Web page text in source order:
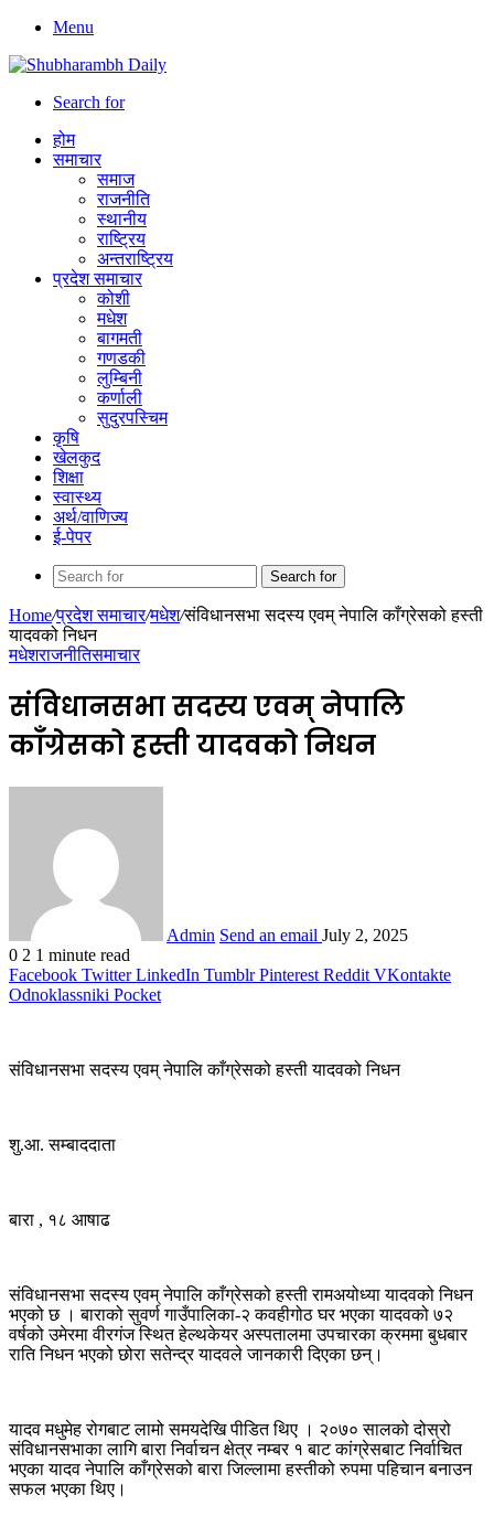
Menu
Search for
होम
समाचार
समाज
राजनीति
स्थानीय
राष्ट्रिय
अन्तराष्ट्रिय
प्रदेश समाचार
कोशी
मधेश
बागमती
गणडकी
लुम्बिनी
कर्णाली
सुदुरपस्चिम
कृषि
खेलकुद
शिक्षा
स्वास्थ्य
अर्थ/वाणिज्य
ई-पेपर
Search for
Home/प्रदेश समाचार/मधेश/संविधानसभा सदस्य एवम् नेपालि काँग्रेसको हस्ती
यादवको निधन
मधेशराजनीतिसमाचार
संविधानसभा सदस्य एवम् नेपालि
काँग्रेसको हस्ती यादवको निधन
Admin Send an email July 2, 2025
0 2 1 minute read
Facebook Twitter LinkedIn Tumblr Pinterest Reddit VKontakte
Odnoklassniki Pocket
संविधानसभा सदस्य एवम् नेपालि काँग्रेसको हस्ती यादवको निधन
शु.आ. सम्बाददाता
बारा , १८ आषाढ
संविधानसभा सदस्य एवम् नेपालि काँग्रेसको हस्ती रामअयोध्या यादवको निधन
भएको छ । बाराको सुवर्ण गाउँपालिका-२ कवहीगोठ घर भएका यादवको ७२
वर्षको उमेरमा वीरगंज स्थित हेल्थकेयर अस्पतालमा उपचारका क्रममा बुधबार
राति निधन भएको छोरा सतेन्द्र यादवले जानकारी दिएका छन्।
यादव मधुमेह रोगबाट लामो समयदेखि पीडित थिए । २०७० सालको दोस्रो
संविधानसभाका लागि बारा निर्वाचन क्षेत्र नम्बर १ बाट कांग्रेसबाट निर्वाचित
भएका यादव नेपालि काँग्रेसको बारा जिल्लामा हस्तीको रुपमा पहिचान बनाउन
सफल भएका थिए।